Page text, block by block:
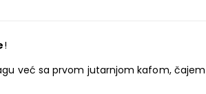
!
već sa prvom jutarnjom kafom,